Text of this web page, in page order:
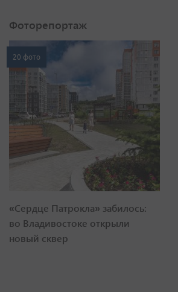
Фоторепортаж
20 фото
«Сердце Патрокла» забилось:
во Владивостоке открыли
новый сквер